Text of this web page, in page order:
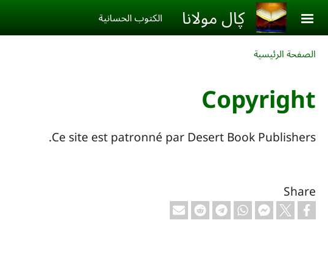
Skip to main contentڮال مولانا الكتوب الحسانية‎
Breadcrumb
الصفحة الرئيسية
Copyright
Ce site est patronné par Desert Book Publishers.
Share